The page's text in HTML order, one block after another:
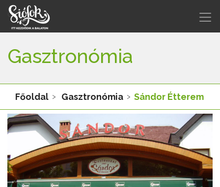
Gasztronómia
Főoldal Gasztronómia Sándor Étterem